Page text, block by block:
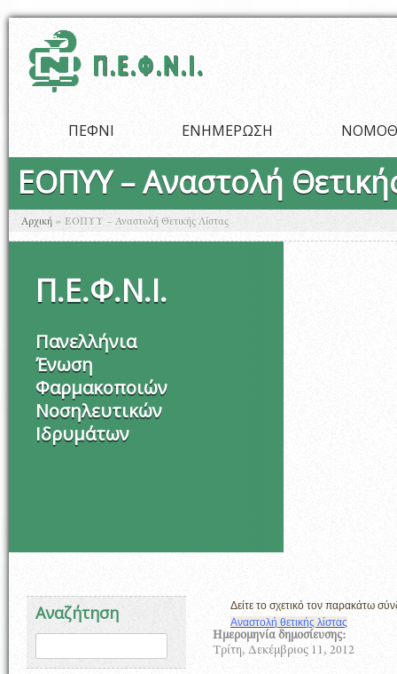
ΠΕΦΝΙ ΕΝΗΜΕΡΩΣΗ
ΕΟΠΥΥ – Αναστολή
Είστε εδώ
Αρχική » ΕΟΠΥΥ – Αναστολή Θετικής Λίστας
Π.Ε.Φ.Ν.Ι.
Πανελλήνια
Ένωση
Φαρμακοποιών
Νοσηλευτικών
Ιδρυμάτων
Αναζήτηση
Φόρμα αναζήτησης
Δείτε το σχετικό τον παρακάτω
Αναστολή θετικής λίστας
Ημερομηνία δημοσίευσης:
Τρίτη, Δεκέμβριος 11, 2012